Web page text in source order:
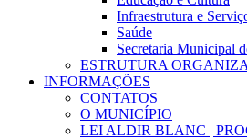
Infraestrutura e
Saúde
Secretaria Municipal
ESTRUTURA
INFORMAÇÕES
CONTATOS
O MUNICÍPIO
LEI ALDIR BLANC |